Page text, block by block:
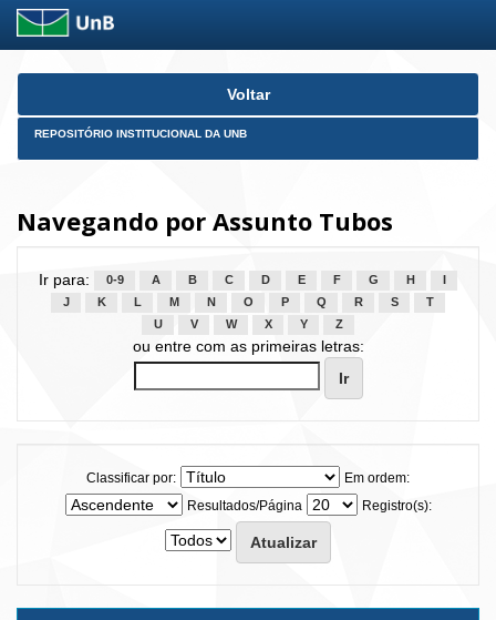
Skip
Voltar
REPOSITÓRIO INSTITUCIONAL DA UNB
Navegando por Assunto Tubos
Ir para: 0-9 A B C D E F G H
J
K L M N O P Q R S
T
U
V W X Y Z
ou entre com as primeiras letras:
Classificar por:
Em ordem:
Resultados/Página
Registro(s):